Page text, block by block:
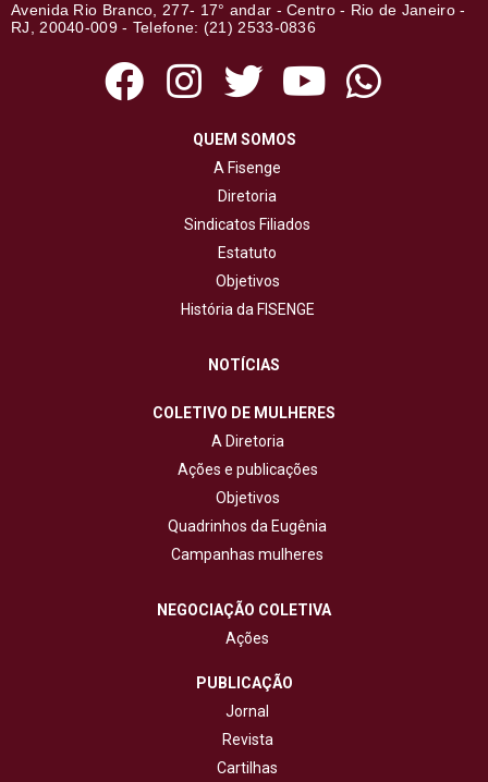
Avenida Rio Branco, 277- 17° andar - Centro - Rio de Janeiro -
RJ, 20040-009 - Telefone: (21) 2533-0836
QUEM SOMOS
A Fisenge
Diretoria
Sindicatos Filiados
Estatuto
Objetivos
História da FISENGE
NOTÍCIAS
COLETIVO DE MULHERES
A Diretoria
Ações e publicações
Objetivos
Quadrinhos da Eugênia
Campanhas mulheres
NEGOCIAÇÃO COLETIVA
Ações
PUBLICAÇÃO
Jornal
Revista
Cartilhas